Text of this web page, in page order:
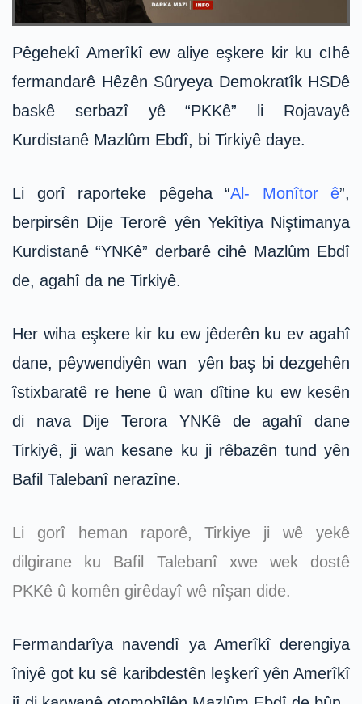
Pêgehekî Amerîkî ew aliye eşkere kir ku cIhê
fermandarê Hêzên Sûryeya Demokratîk HSDê
baskê serbazî yê “PKKê” li Rojavayê
Kurdistanê Mazlûm Ebdî, bi Tirkiyê daye.
Li gorî raporteke pêgeha “Al- Monîtor ê”,
berpirsên Dije Terorê yên Yekîtiya Niştimanya
Kurdistanê “YNKê” derbarê cihê Mazlûm Ebdî
de, agahî da ne Tirkiyê.
Her wiha eşkere kir ku ew jêderên ku ev agahî
dane, pêywendiyên wan yên baş bi dezgehên
îstixbaratê re hene û wan dîtine ku ew kesên
di nava Dije Terora YNKê de agahî dane
Tirkiyê, ji wan kesane ku ji rêbazên tund yên
Bafil Talebanî nerazîne.
Li gorî heman raporê, Tirkiye ji wê yekê
dilgirane ku Bafil Talebanî xwe wek dostê
PKKê û komên girêdayî wê nîşan dide.
Fermandarîya navendî ya Amerîkî derengiya
îniyê got ku sê karibdestên leşkerî yên Amerîkî